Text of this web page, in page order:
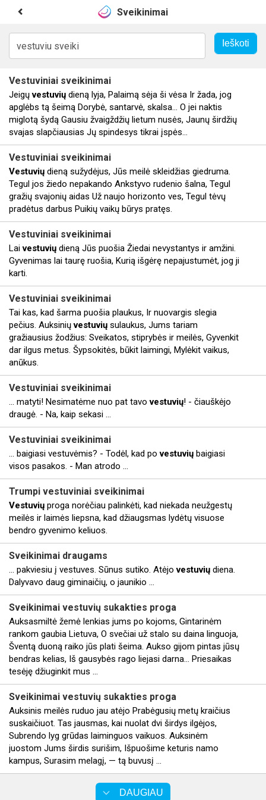
Sveikinimai
Vestuviniai sveikinimai
Jeigųvestuvių dieną lyja, Palaimą sėja ši vėsa Ir žada, jog
apglėbs tą šeimą Dorybė, santarvė, skalsa... O jei naktis
miglotą šydą Gausiu žvaigždžių lietum nusės, Jaunų širdžių
svajas slapčiausias Jų spindesys tikrai įspės...
Vestuviniai sveikinimai
Vestuvių dieną sužydėjus, Jūs meilė skleidžias giedruma.
Tegul jos žiedo nepakando Ankstyvo rudenio šalna, Tegul
gražių svajonių aidas Už naujo horizonto ves, Tegul tėvų
pradėtus darbus Puikių vaikų būrys pratęs.
Vestuviniai sveikinimai
Laivestuvių dieną Jūs puošia Žiedai nevystantys ir amžini.
Gyvenimas lai taurę ruošia, Kurią išgėrę nepajustumėt, jog ji
karti.
Vestuviniai sveikinimai
Tai kas, kad šarma puošia plaukus, Ir nuovargis slegia
pečius. Auksiniųvestuvių sulaukus, Jums tariam
gražiausius žodžius: Sveikatos, stiprybės ir meilės, Gyvenkit
dar ilgus metus. Šypsokitės, būkit laimingi, Mylėkit vaikus,
anūkus.
Vestuviniai sveikinimai
... matyti! Nesimatėme nuo pat tavovestuvių! - čiauškėjo
draugė. - Na, kaip sekasi ...
Vestuviniai sveikinimai
... baigiasi vestuvėmis? - Todėl, kad povestuvių baigiasi
visos pasakos. - Man atrodo ...
Trumpi vestuviniai sveikinimai
Vestuvių proga norėčiau palinkėti, kad niekada neužgestų
meilės ir laimės liepsna, kad džiaugsmas lydėtų visuose
bendro gyvenimo keliuos.
Sveikinimai draugams
... pakviesiu į vestuves. Sūnus sutiko. Atėjovestuvių diena.
Dalyvavo daug giminaičių, o jaunikio ...
Sveikinimai vestuvių sukakties proga
Auksasmiltė žemė lenkias jums po kojoms, Gintarinėm
rankom gaubia Lietuva, O svečiai už stalo su daina linguoja,
Šventą duoną raiko jūs plati šeima. Aukso gijom pintas jūsų
bendras kelias, Iš gausybės rago liejasi darna… Priesaikas
tesėję džiuginkit mus ...
Sveikinimai vestuvių sukakties proga
Auksinis meilės ruduo jau atėjo Prabėgusių metų kraičius
suskaičiuot. Tas jausmas, kai nuolat dvi širdys ilgėjos,
Subrendo lyg grūdas laiminguos vaikuos. Auksinėm
juostom Jums širdis surišim, Išpuošime keturis namo
kampus, Surasim melagį, — tą buvusį ...
DAUGIAU